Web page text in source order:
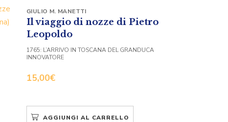
Il viaggio di nozze di Pietro
Leopoldo
15,00€
GIULIO M. MANETTI
1765: L’ARRIVO IN TOSCANA DEL GRANDUCA
INNOVATORE
AGGIUNGI AL CARRELLO